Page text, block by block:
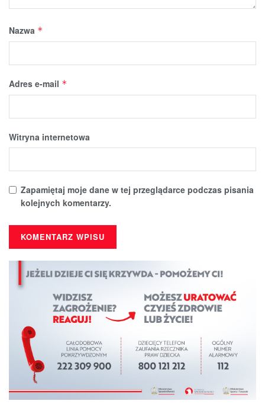
Nazwa *
Adres e-mail *
Witryna internetowa
Zapamiętaj moje dane w tej przeglądarce podczas pisania
kolejnych komentarzy.